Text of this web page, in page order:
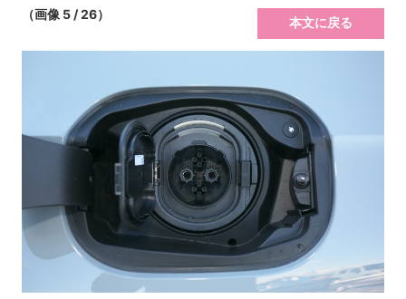
（画像 5 / 26）
本文に戻る